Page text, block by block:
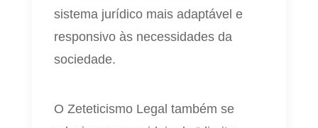
sistema jurídico mais adaptável e
responsivo às necessidades da
sociedade.
O Zeteticismo Legal também se